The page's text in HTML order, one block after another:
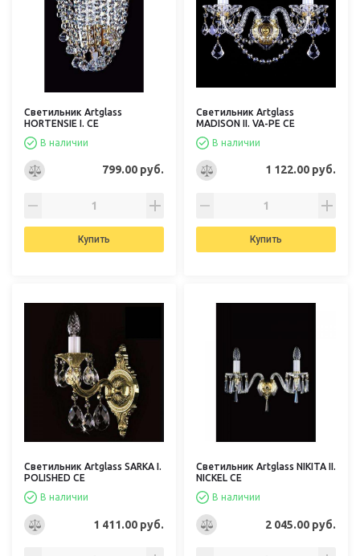
Светильник Artglass
HORTENSIE I. CE
В наличии
799.00 руб.
Купить
Светильник Artglass
MADISON II. VA-PE CE
В наличии
1 122.00 руб.
Купить
Светильник Artglass SARKA I.
POLISHED CE
В наличии
1 411.00 руб.
Светильник Artglass NIKITA II.
NICKEL CE
В наличии
2 045.00 руб.